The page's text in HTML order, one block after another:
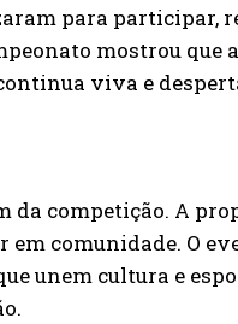
para participar,
mostrou que
viva e
da competição. A
comunidade. O
unem cultura e